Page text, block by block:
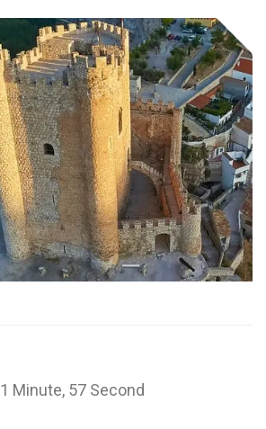
1 Minute, 57 Second